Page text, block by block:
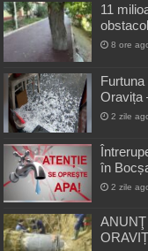
11
8 ore
Oravița
2 zile
în
2 zile